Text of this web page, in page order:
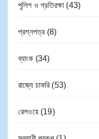
পুলিশ ও প্রতিরক্ষা (43)
প্রশ্নপত্র(8)
ব্যাংক (34)
রাজ্যে চাকরি(53)
রেলওয়ে(19)